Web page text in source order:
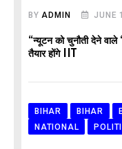
BYADMIN JUNE
“न्यूटन को चुनौती देने वाले
तैयार होंगे IIT
BIHAR BIHAR
NATIONAL